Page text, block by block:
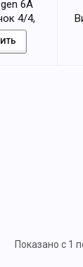
6А
4/4,
Показано с 1